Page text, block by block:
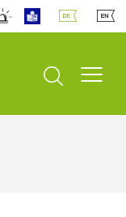
Suche öffnen